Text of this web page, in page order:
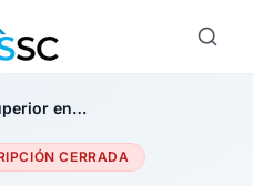
Tecnicatura Superior en Gestión y Desarrollo de Recursos Humanos
CERRADA